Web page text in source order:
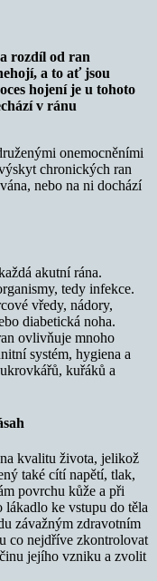
rozdíl od ran
a to ať jsou
hojení je u tohoto
v ránu
onemocněními
chronických ran
nebo na ni dochází
akutní rána.
tedy infekce.
vředy, nádory,
diabetická noha.
ovlivňuje mnoho
systém, hygiena a
kuřáků a
kvalitu života, jelikož
také cítí napětí, tlak,
povrchu kůže a při
lákadlo ke vstupu do těla
závažným zdravotním
co nejdříve zkontrolovat
jejího vzniku a zvolit